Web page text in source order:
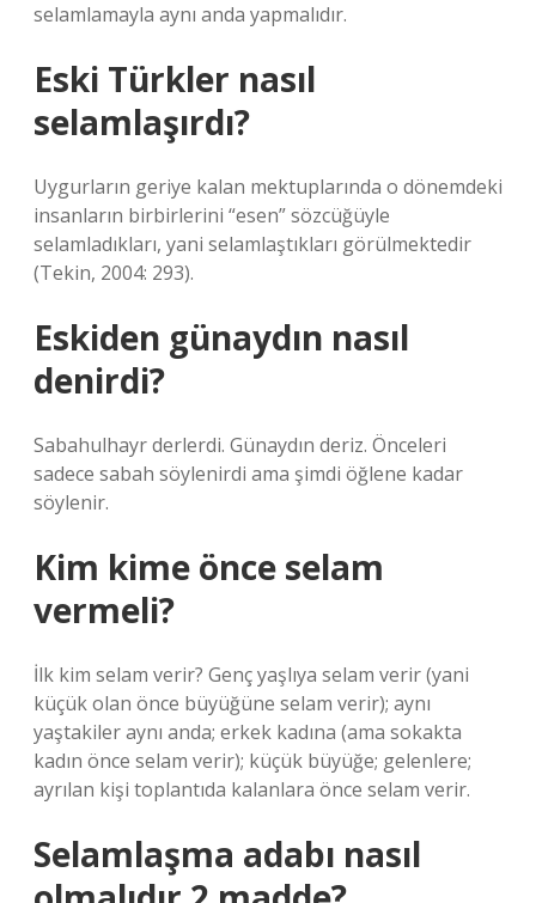
selamlamayla aynı anda yapmalıdır.
Eski Türkler nasıl
selamlaşırdı?
Uygurların geriye kalan mektuplarında o dönemdeki
insanların birbirlerini “esen” sözcüğüyle
selamladıkları, yani selamlaştıkları görülmektedir
(Tekin, 2004: 293).
Eskiden günaydın nasıl
denirdi?
Sabahulhayr derlerdi. Günaydın deriz. Önceleri
sadece sabah söylenirdi ama şimdi öğlene kadar
söylenir.
Kim kime önce selam
vermeli?
İlk kim selam verir? Genç yaşlıya selam verir (yani
küçük olan önce büyüğüne selam verir); aynı
yaştakiler aynı anda; erkek kadına (ama sokakta
kadın önce selam verir); küçük büyüğe; gelenlere;
ayrılan kişi toplantıda kalanlara önce selam verir.
Selamlaşma adabı nasıl